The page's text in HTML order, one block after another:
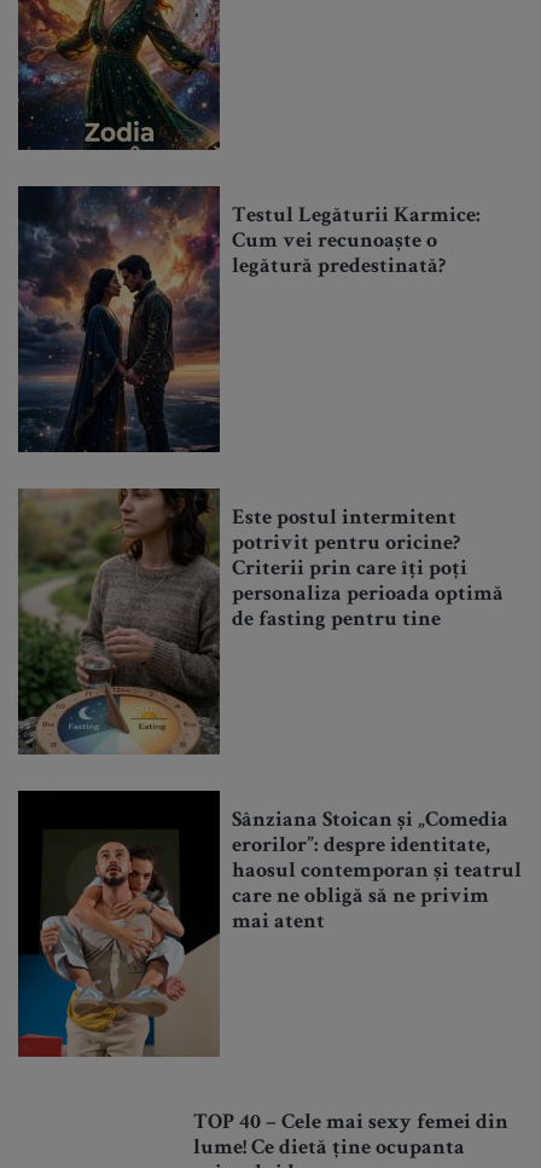
Testul Legăturii Karmice:
Cum vei recunoaște o
legătură predestinată?
Este postul intermitent
potrivit pentru oricine?
Criterii prin care îți poți
personaliza perioada optimă
de fasting pentru tine
Sânziana Stoican și „Comedia
erorilor”: despre identitate,
haosul contemporan și teatrul
care ne obligă să ne privim
mai atent
TOP 40 – Cele mai sexy femei din
lume! Ce dietă ține ocupanta